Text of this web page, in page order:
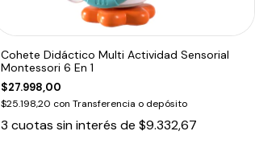
Cohete Didáctico Multi Actividad Sensorial
Montessori 6 En 1
$27.998,00
$25.198,20 con Transferencia o depósito
3 cuotas sin interés de$9.332,67